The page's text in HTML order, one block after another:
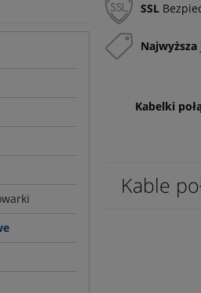
SSL
Najwyższa
Kabelki
Kable